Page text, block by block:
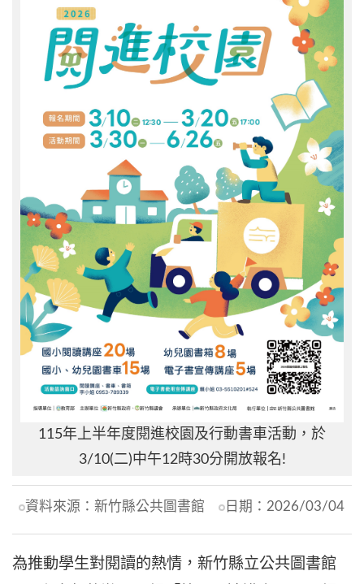
115年上半年度閱進校園及行動書車活動，於
3/10(二)中午12時30分開放報名!
資料來源：新竹縣公共圖書館 日期： 2026/03/04
為推動學生對閱讀的熱情，新竹縣立公共圖書館